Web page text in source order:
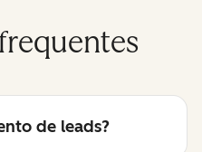
de leads?